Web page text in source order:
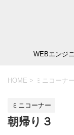
WEBエンジ
HOME > ミニコーナー
ミニコーナー
朝帰り３